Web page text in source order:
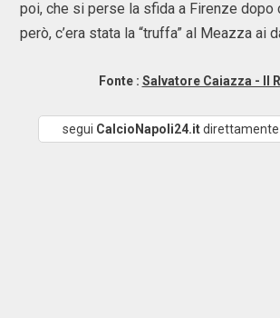
poi, che si perse la sfida a Firenze dopo
però, c’era stata la “truffa” al Meazza ai
Fonte : Salvatore Caiazza - Il
segui CalcioNapoli24.itdirettamente